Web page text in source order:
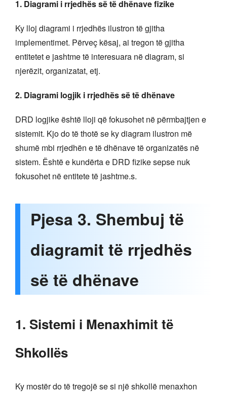
1. Diagrami i rrjedhës së të dhënave fizike
Ky lloj diagrami i rrjedhës ilustron të gjitha
implementimet. Përveç kësaj, ai tregon të gjitha
entitetet e jashtme të interesuara në diagram, si
njerëzit, organizatat, etj.
2. Diagrami logjik i rrjedhës së të dhënave
DRD logjike është lloji që fokusohet në përmbajtjen e
sistemit. Kjo do të thotë se ky diagram ilustron më
shumë mbi rrjedhën e të dhënave të organizatës në
sistem. Është e kundërta e DRD fizike sepse nuk
fokusohet në entitete të jashtme.s.
Pjesa 3. Shembuj të
diagramit të rrjedhës
së të dhënave
1. Sistemi i Menaxhimit të
Shkollës
Ky mostër do të tregojë se si një shkollë menaxhon